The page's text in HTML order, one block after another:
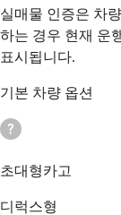
실매물 인증은 차
하는 경우 현재 운
표시됩니다.
기본 차량 옵션
초대형카고
디럭스형